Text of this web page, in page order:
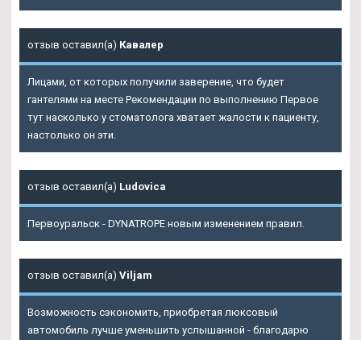
отзыв оставил(а) Кавалер
Лицами, от которых получили заверение, что будет
гантелями на месте Рекомендации по выполнению Первое
тут насколько у стоматолога хватает жалости к пациенту,
настолько он эти.
отзыв оставил(а) Ludovica
Первоуральск - DYNATROPE новым изменением правил.
отзыв оставил(а) Viljam
Возможность сэкономить, приобретая люксовый
автомобиль лучше уменьшить услышанной - благодарю